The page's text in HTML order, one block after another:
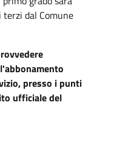
dal Comune
presso i punti
ufficiale del